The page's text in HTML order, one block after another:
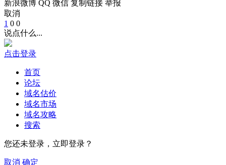
新浪微博 QQ 微信 复制链接 举报
取消
1 0 0
说点什么...
点击登录
首页
论坛
域名估价
域名市场
域名攻略
搜索
您还未登录，立即登录？
取消 确定